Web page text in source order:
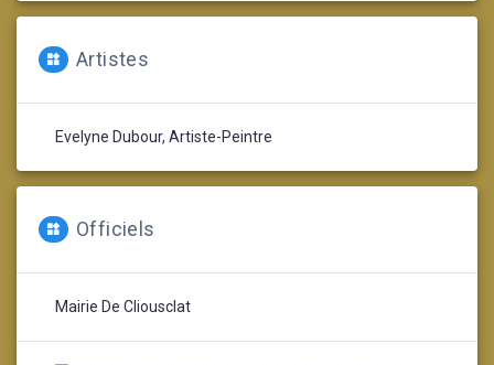
Artistes
Evelyne Dubour, Artiste-Peintre
Officiels
Mairie De Cliousclat